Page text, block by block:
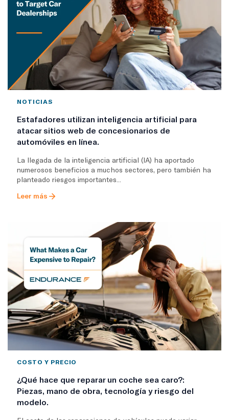
NOTICIAS
Estafadores utilizan inteligencia artificial para
atacar sitios web de concesionarios de
automóviles en línea.
La llegada de la inteligencia artificial (IA) ha aportado
numerosos beneficios a muchos sectores, pero también ha
planteado riesgos importantes...
Leer más
COSTO Y PRECIO
¿Qué hace que reparar un coche sea caro?:
Piezas, mano de obra, tecnología y riesgo del
modelo.